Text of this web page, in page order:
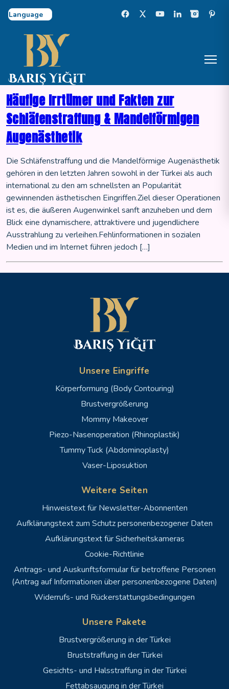
Select Language
Häufige Irrtümer und Fakten zur
Schläfenstraffung & Mandelförmigen
Augenästhetik
Die Schläfenstraffung und die Mandelförmige Augenästhetik
gehören in den letzten Jahren sowohl in der Türkei als auch
international zu den am schnellsten an Popularität
gewinnenden ästhetischen Eingriffen.Ziel dieser Operationen
ist es, die äußeren Augenwinkel sanft anzuheben und dem
Blick eine dynamischere, attraktivere und jugendlichere
Ausstrahlung zu verleihen.Fehlinformationen in sozialen
Medien und im Internet führen jedoch […]
Unsere Eingriffe
Körperformung (Body Contouring)
Brustvergrößerung
Mommy Makeover
Piezo-Nasenoperation (Rhinoplastik)
Tummy Tuck (Abdominoplasty)
Vaser-Liposuktion
Weitere Seiten
Hinweistext für Newsletter-Abonnenten
Aufklärungstext zum Schutz personenbezogener Daten
Aufklärungstext für Sicherheitskameras
Cookie-Richtlinie
Antrags- und Auskunftsformular für betroffene Personen
(Antrag auf Informationen über personenbezogene Daten)
Widerrufs- und Rückerstattungsbedingungen
Unsere Pakete
Brustvergrößerung in der Türkei
Bruststraffung in der Türkei
Gesichts- und Halsstraffung in der Türkei
Fettabsaugung in der Türkei